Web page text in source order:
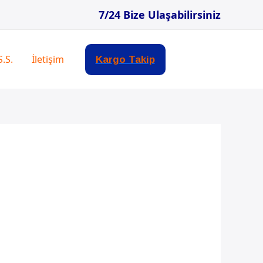
7/24 Bize Ulaşabilirsiniz
İletişim Kargo Takip